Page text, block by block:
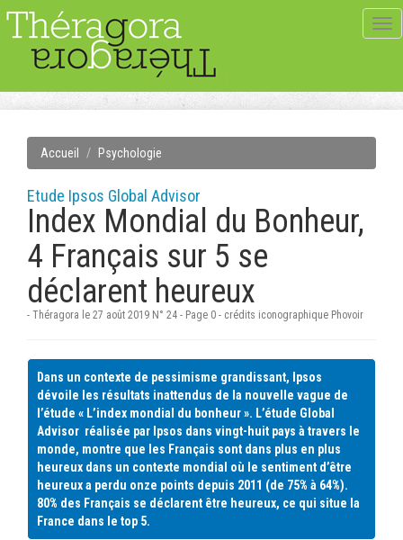
Accueil Psychologie
Etude Ipsos Global Advisor
Index Mondial du Bonheur,
4 Français sur 5 se
déclarent heureux
- Théragora le 27 août 2019 N° 24 - Page 0 - crédits iconographique Phovoir
Dans un contexte de pessimisme grandissant, Ipsos
dévoile les résultats inattendus de la nouvelle vague de
l’étude « L’index mondial du bonheur ». L’étude Global
Advisor réalisée par Ipsos dans vingt-huit pays à travers le
monde, montre que les Français sont dans plus en plus
heureux dans un contexte mondial où le sentiment d’être
heureux a perdu onze points depuis 2011 (de 75% à 64%).
80% des Français se déclarent être heureux, ce qui situe la
France dans le top 5.